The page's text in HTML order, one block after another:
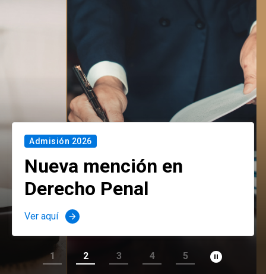
Admisión 2026
Nueva mención en
Derecho Penal
Ver aquí arrow_forward
1 2 3 4 5 pause_circle_filled